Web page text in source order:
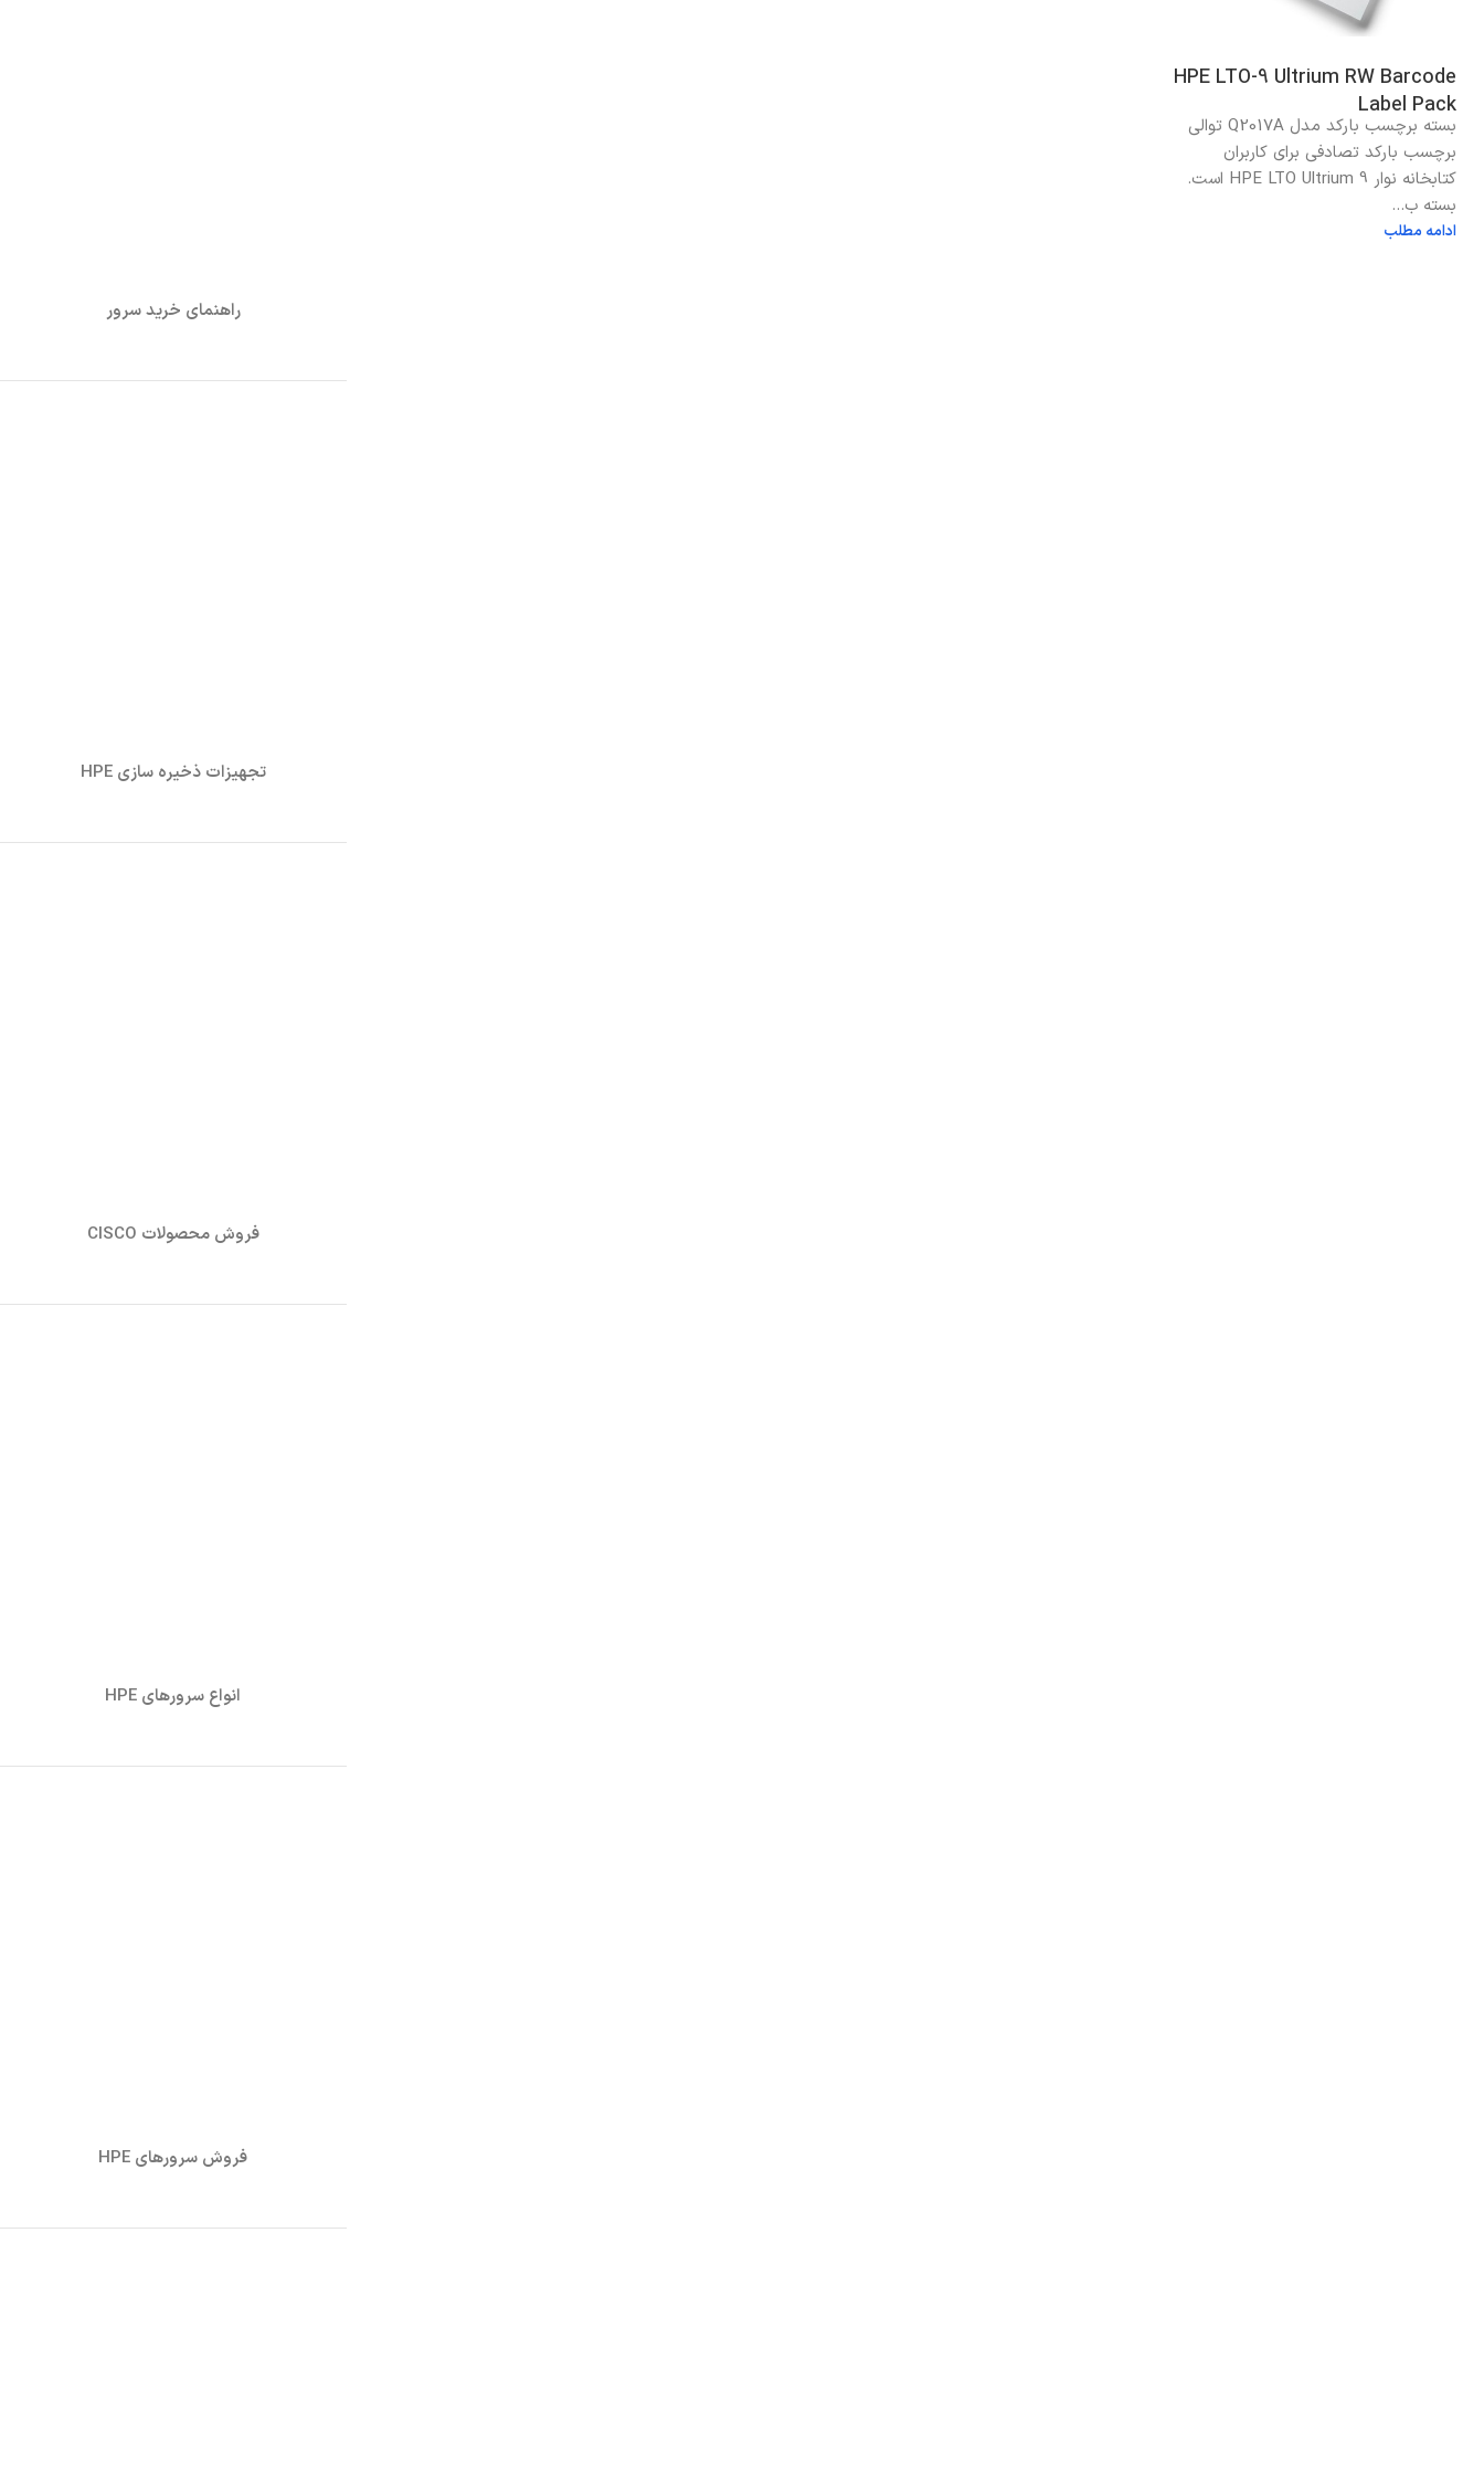
HPE LTO-9 Ultrium RW Barcode
Label Pack
بسته برچسب بارکد مدل Q2017A توالی
برچسب بارکد تصادفی برای کاربران
کتابخانه نوار HPE LTO Ultrium 9 است.
بسته ب...
ادامه مطلب
راهنمای خرید سرور
تجهیزات ذخیره سازی HPE
فروش محصولات CISCO
انواع سرورهای HPE
فروش سرورهای HPE